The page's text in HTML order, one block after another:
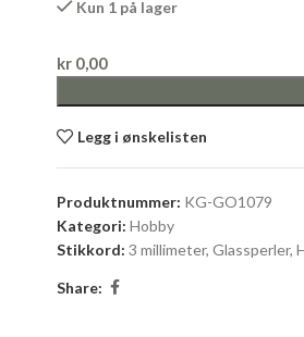
Kun 1 på lager
kr0,00
Legg i ønskelisten
Produktnummer: KG-GO1079
Kategori: Hobby
Stikkord: 3 millimeter, Glassperler,
Share: